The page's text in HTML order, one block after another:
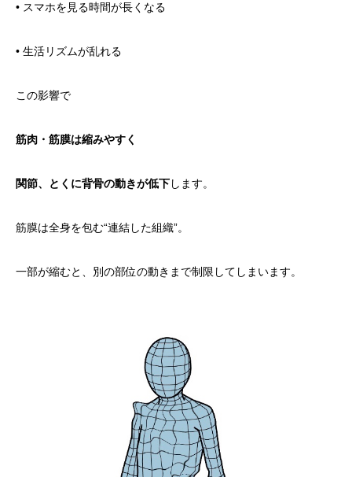
• スマホを見る時間が長くなる
• 生活リズムが乱れる
この影響で
筋肉・筋膜は縮みやすく
関節、とくに背骨の動きが低下します。
筋膜は全身を包む“連結した組織”。
一部が縮むと、別の部位の動きまで制限してしまいます。